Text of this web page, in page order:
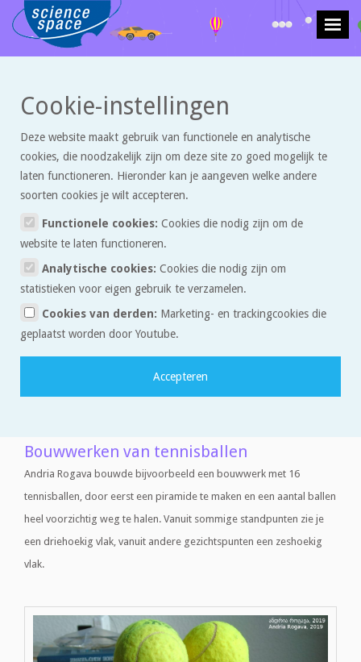
Krachten en beweging > Artikelen
Goochelen met tennisballen!
Wist je dat je van tennisballen heel bijzondere torens kunt
bouwen? Als je ziet hoe de ballen op elkaar liggen, lijkt het
alsof sommige ballen zo naar beneden kunnen rollen. Toch
is dat niet zo, kijk maar naar deze bouwwerken van
gestapelde tennisballen.
Wat doe je als je van tennissen houdt en veel tennisballen op
voorraad hebt? Precies, dan ga je torens bouwen van tennisballen!
zijn tennisballen en ontdekte dat je allerlei bijzondere bouwwerken
Bouwwerken van tennisballen
Andria Rogava bouwde bijvoorbeeld een bouwwerk met 16
tennisballen, door eerst een piramide te maken en een aantal ballen
heel voorzichtig weg te halen. Vanuit sommige standpunten zie je
een driehoekig vlak, vanuit andere gezichtspunten een zeshoekig
vlak.
Cookie-instellingen
Deze website maakt gebruik van functionele en analytische
cookies, die noodzakelijk zijn om deze site zo goed mogelijk te
laten functioneren. Hieronder kan je aangeven welke andere
soorten cookies je wilt accepteren.
Functionele cookies: Cookies die nodig zijn om de
website te laten functioneren.
Analytische cookies: Cookies die nodig zijn om
statistieken voor eigen gebruik te verzamelen.
Cookies van derden: Marketing- en trackingcookies die
geplaatst worden door Youtube.